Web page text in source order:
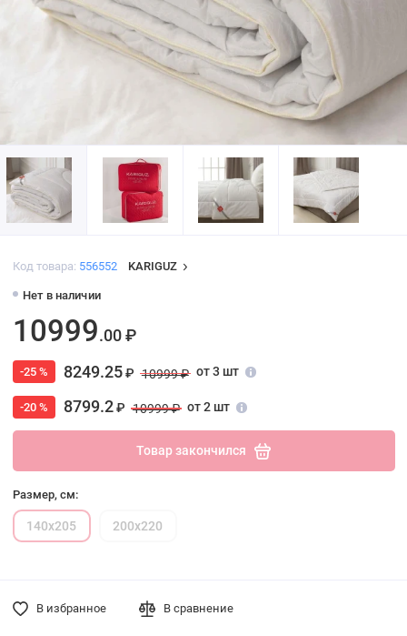
Код товара: 556552 KARIGUZ
Нет в наличии
10999.00 ₽
-25 % 8249.25₽ 10999 ₽ от 3 шт
-20 % 8799.2₽ 10999 ₽ от 2 шт
Товар закончился
Размер, см:
140х205 200х220
В избранное В сравнение